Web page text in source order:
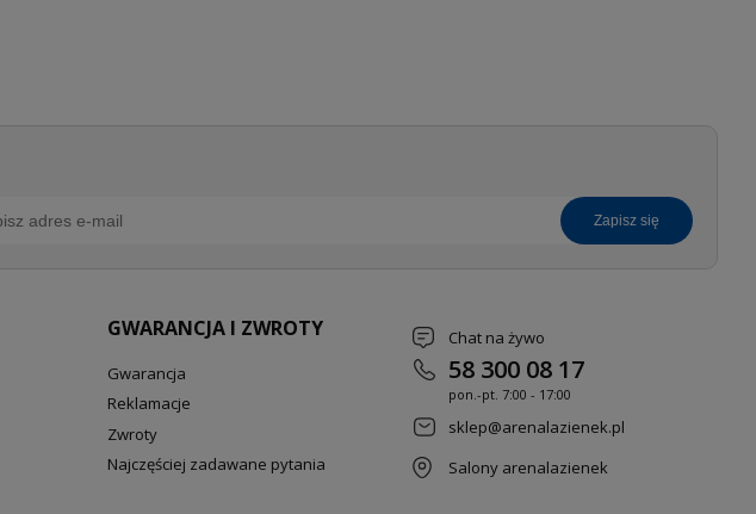
zapisz się
GWARANCJA I ZWROTY
Gwarancja
Reklamacje
Zwroty
Najczęściej zadawane pytania
Chat na żywo
58 300 08 17
pon.-pt. 7:00 - 17:00
sklep@arenalazienek.pl
Salony arenalazienek